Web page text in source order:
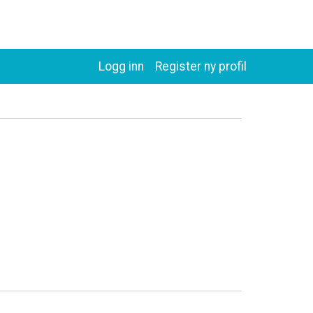
Register ny profil
Logg inn